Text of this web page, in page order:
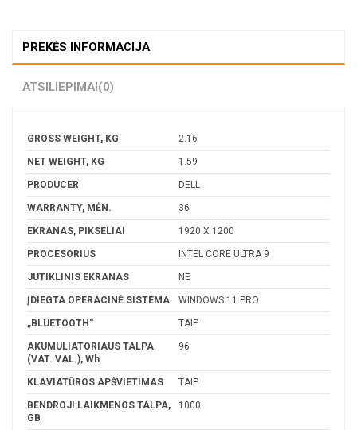
PREKĖS INFORMACIJA
ATSILIEPIMAI(0)
GROSS WEIGHT, KG 2.16
NET WEIGHT, KG 1.59
PRODUCER DELL
WARRANTY, MĖN. 36
EKRANAS, PIKSELIAI 1920 X 1200
PROCESORIUS INTEL CORE ULTRA 9
JUTIKLINIS EKRANAS NE
ĮDIEGTA OPERACINĖ SISTEMA WINDOWS 11 PRO
„BLUETOOTH“ TAIP
AKUMULIATORIAUS TALPA
(VAT. VAL.), Wh
96
KLAVIATŪROS APŠVIETIMAS TAIP
BENDROJI LAIKMENOS TALPA,
GB
1000